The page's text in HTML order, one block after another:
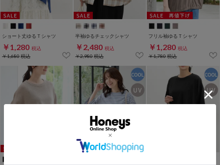
ショート丈ゆるＴシャツ
￥1,280 税込
￥1,680税込
半袖ゆるチェックシャツ
￥2,480 税込
￥2,980税込
フリル袖ゆるＴシャツ
￥1,280 税込
￥1,780税込